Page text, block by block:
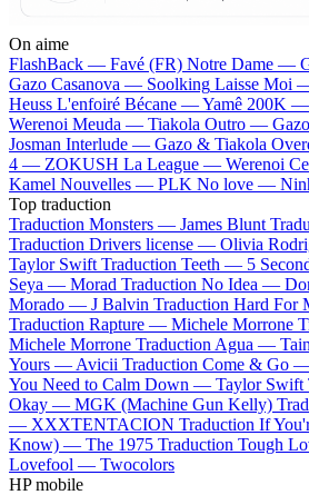
On aime
FlashBack — Favé (FR) Notre Dame —
Gazo Casanova — Soolking Laisse Moi
Heuss L'enfoiré Bécane —Yamê 200K —
Werenoi Meuda — Tiakola Outro —
Josman Interlude — Gazo & Tiakola
4 — ZOKUSH La League — Werenoi
Kamel Nouvelles — PLK No love —
Top traduction
Traduction Monsters — James Blunt
Traduction Drivers license — Olivia
Taylor Swift Traduction Teeth — 5
Seya — Morad Traduction No Idea —
Morado — J Balvin Traduction Hard
Traduction Rapture — Michele Morrone
Michele Morrone Traduction Agua —
Yours — Avicii Traduction Come & Go
You Need to Calm Down — Taylor Swift
Okay — MGK (Machine Gun Kelly)
— XXXTENTACION Traduction If
Know) — The 1975 Traduction Tough
Lovefool — Twocolors
HP mobile